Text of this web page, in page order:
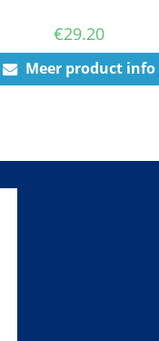
€29.20
Meer product info